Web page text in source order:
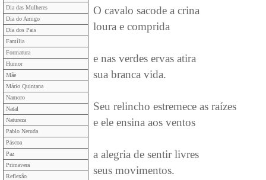
Dia das Mulheres
Dia do Amigo
Dia dos Pais
Família
Formatura
Humor
Mãe
Mário Quintana
Namoro
Natal
Natureza
Pablo Neruda
Páscoa
Paz
Primavera
Reflexão
O cavalo sacode a crina
loura e comprida
e nas verdes ervas atira
sua branca vida.
Seu relincho estremece as raízes
e ele ensina aos ventos
a alegria de sentir livres
seus movimentos.